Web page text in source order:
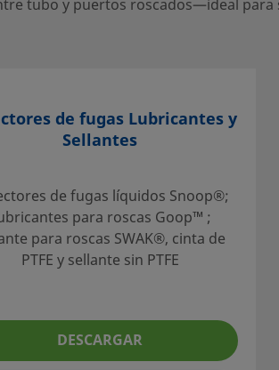
para
son
y
tubo y puertos roscados—ideal
de fugas Lubricantes y
Sellantes
de fugas líquidos Snoop®;
para roscas Goop™ ;
para roscas SWAK®, cinta de
PTFE y sellante sin PTFE
DESCARGAR